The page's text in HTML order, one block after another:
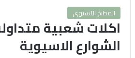
المطبخ الآسيوي
اكلات شعبية
الشوارع الاسيوية